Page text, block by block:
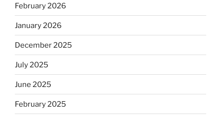
February 2026
January 2026
December 2025
July 2025
June 2025
February 2025